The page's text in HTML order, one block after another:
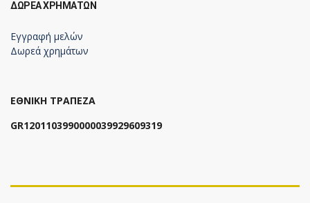
ΔΩΡΕΆ ΧΡΗΜΆΤΩΝ
Εγγραφή μελών
Δωρεά χρημάτων
ΕΘΝΙΚΗ ΤΡΑΠΕΖΑ
GR1201103990000039929609319